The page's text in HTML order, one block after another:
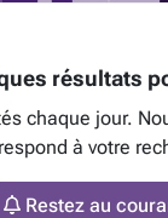
résultats
chaque jour.
à votre
Restez au